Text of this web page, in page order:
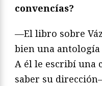
convencías?
—El libro sobre
bien una antología
A él le escribí una
saber su